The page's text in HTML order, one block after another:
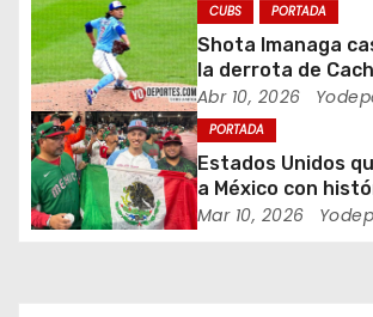
e
e
n
t
r
CUBS PORTADA
Shota Imanaga
la derrota de
Piratas
Abr 10, 2026
PORTADA
Estados Unidos
a México con
en Clásico Mundial
Mar 10, 2026